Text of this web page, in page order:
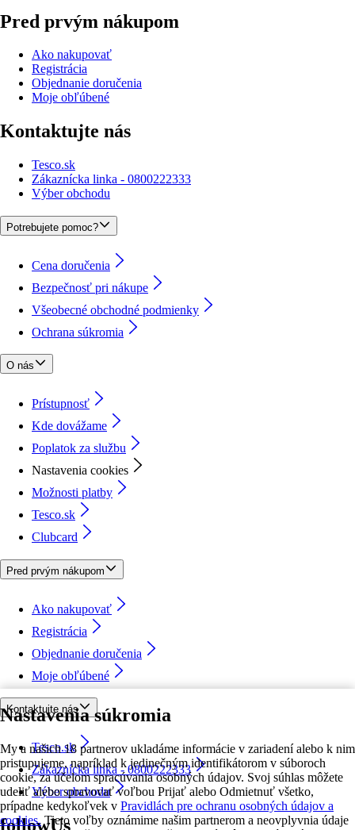
Nastavenia súkromia
My a našich 18 partnerov ukladáme informácie v zariadení alebo k nim
pristupujeme, napríklad k jedinečným identifikátorom v súboroch
cookie, za účelom spracúvania osobných údajov. Svoj súhlas môžete
udeliť alebo spravovať voľbou Prijať alebo Odmietnuť všetko,
prípadne kedykoľvek v Pravidlách pre ochranu osobných údajov a
cookies. Tieto voľby oznámime našim partnerom a neovplyvnia údaje
Pred prvým nákupom
Ako nakupovať
Registrácia
Objednanie doručenia
Moje obľúbené
Kontaktujte nás
Tesco.sk
Zákaznícka linka - 0800222333
Výber obchodu
Potrebujete pomoc?
Cena doručenia
Bezpečnosť pri nákupe
Všeobecné obchodné podmienky
Ochrana súkromia
O nás
Prístupnosť
Kde dovážame
Poplatok za službu
Nastavenia cookies
Možnosti platby
Tesco.sk
Clubcard
Pred prvým nákupom
Ako nakupovať
Registrácia
Objednanie doručenia
Moje obľúbené
Kontaktujte nás
Tesco.sk
Zákaznícka linka - 0800222333
Výber obchodu
followUs